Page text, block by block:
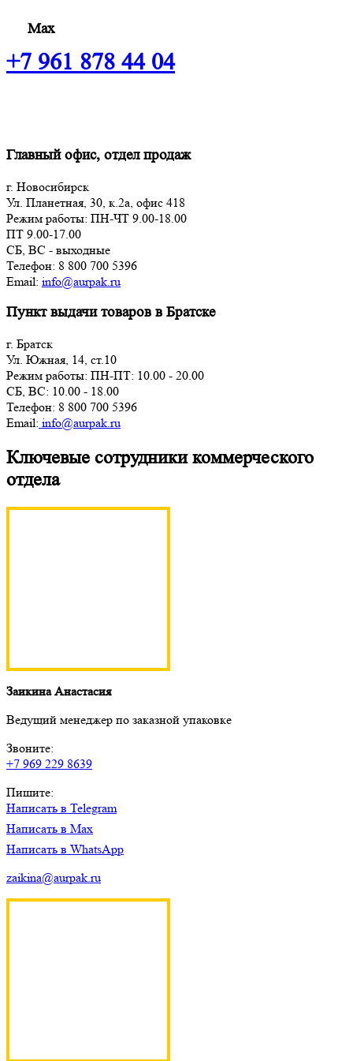
Max
+7 961 878 44 04
Главный офис, отдел продаж
г. Новосибирск
Ул. Планетная, 30, к.2а, офис 418
Режим работы: ПН-ЧТ 9.00-18.00
ПТ 9.00-17.00
СБ, ВС - выходные
Телефон: 8 800 700 5396
Email: info@aurpak.ru
Пункт выдачи товаров в Братске
г. Братск
​Ул. Южная, 14, ст.10
Режим работы: ПН-ПТ: 10.00 - 20.00
СБ, ВС: 10.00 - 18.00
Телефон: ‎8 800 700 5396
Email: info@aurpak.ru
Ключевые сотрудники коммерческого
отдела
Заикина Анастасия
Ведущий менеджер по заказной упаковке
Звоните:
+7 969 229 8639
Пишите:
Написать в Telegram
Написать в Max
Написать в WhatsApp
zaikina@aurpak.ru